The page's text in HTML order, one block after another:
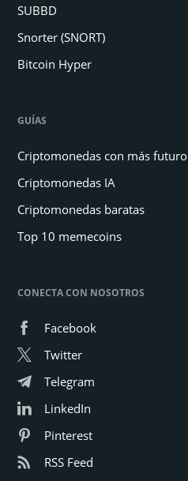
SUBBD
Snorter (SNORT)
Bitcoin Hyper
GUÍAS
Criptomonedas con más futuro
Criptomonedas IA
Criptomonedas baratas
Top 10 memecoins
CONECTA CON NOSOTROS
Facebook
Twitter
Telegram
LinkedIn
Pinterest
RSS Feed